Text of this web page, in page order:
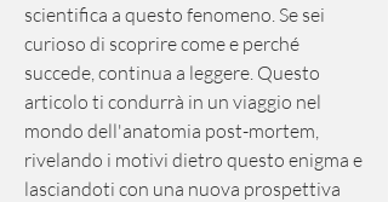
scientifica a questo fenomeno. Se sei
curioso di scoprire come e perché
succede, continua a leggere. Questo
articolo ti condurrà in un viaggio nel
mondo dell'anatomia post-mortem,
rivelando i motivi dietro questo enigma e
lasciandoti con una nuova prospettiva